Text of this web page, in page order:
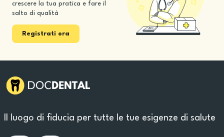
crescere la tua pratica e fare il
salto di qualità
Registrati ora
Il luogo di fiducia per tutte le tue esigenze di salute